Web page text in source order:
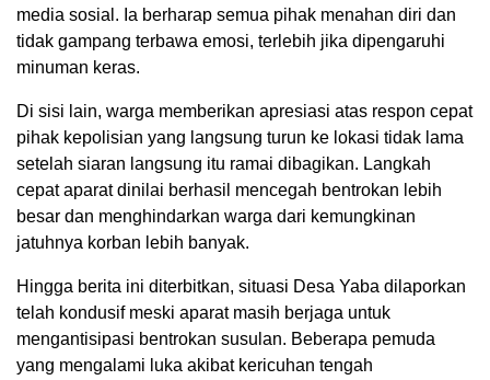
media sosial. Ia berharap semua pihak menahan diri dan
tidak gampang terbawa emosi, terlebih jika dipengaruhi
minuman keras.
Di sisi lain, warga memberikan apresiasi atas respon cepat
pihak kepolisian yang langsung turun ke lokasi tidak lama
setelah siaran langsung itu ramai dibagikan. Langkah
cepat aparat dinilai berhasil mencegah bentrokan lebih
besar dan menghindarkan warga dari kemungkinan
jatuhnya korban lebih banyak.
Hingga berita ini diterbitkan, situasi Desa Yaba dilaporkan
telah kondusif meski aparat masih berjaga untuk
mengantisipasi bentrokan susulan. Beberapa pemuda
yang mengalami luka akibat kericuhan tengah